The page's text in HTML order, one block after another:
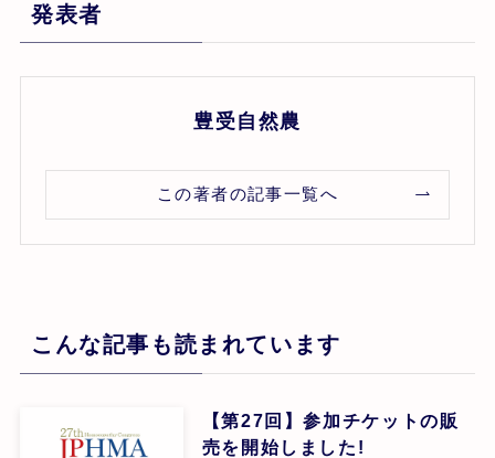
発表者
豊受自然農
この著者の記事一覧へ
こんな記事も読まれています
【第27回】参加チケットの販
売を開始しました!